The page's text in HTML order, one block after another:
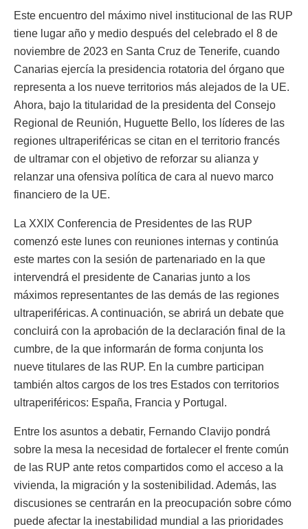
Este encuentro del máximo nivel institucional de las RUP
tiene lugar año y medio después del celebrado el 8 de
noviembre de 2023 en Santa Cruz de Tenerife, cuando
Canarias ejercía la presidencia rotatoria del órgano que
representa a los nueve territorios más alejados de la UE.
Ahora, bajo la titularidad de la presidenta del Consejo
Regional de Reunión, Huguette Bello, los líderes de las
regiones ultraperiféricas se citan en el territorio francés
de ultramar con el objetivo de reforzar su alianza y
relanzar una ofensiva política de cara al nuevo marco
financiero de la UE.
La XXIX Conferencia de Presidentes de las RUP
comenzó este lunes con reuniones internas y continúa
este martes con la sesión de partenariado en la que
intervendrá el presidente de Canarias junto a los
máximos representantes de las demás de las regiones
ultraperiféricas. A continuación, se abrirá un debate que
concluirá con la aprobación de la declaración final de la
cumbre, de la que informarán de forma conjunta los
nueve titulares de las RUP. En la cumbre participan
también altos cargos de los tres Estados con territorios
ultraperiféricos: España, Francia y Portugal.
Entre los asuntos a debatir, Fernando Clavijo pondrá
sobre la mesa la necesidad de fortalecer el frente común
de las RUP ante retos compartidos como el acceso a la
vivienda, la migración y la sostenibilidad. Además, las
discusiones se centrarán en la preocupación sobre cómo
puede afectar la inestabilidad mundial a las prioridades